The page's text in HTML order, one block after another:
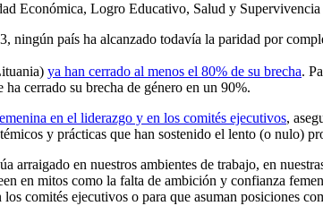
Económica, Logro Educativo, Salud y
ningún país ha alcanzado todavía la paridad por
ya han cerrado al menos el 80% de su brecha.
cerrado su brecha de género en un 90%.
en el liderazgo y en los comités ejecutivos,
y prácticas que han sostenido el lento (o nulo)
arraigado en nuestros ambientes de trabajo, en
en mitos como la falta de ambición y confianza
comités ejecutivos o para que asuman posiciones